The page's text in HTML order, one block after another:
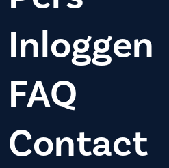
Inloggen
FAQ
Contact